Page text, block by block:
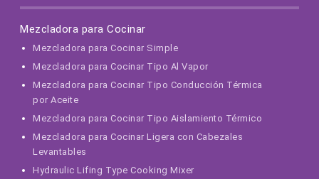
Mezcladora para Cocinar
Mezcladora para Cocinar Simple
Mezcladora para Cocinar Tipo Al Vapor
Mezcladora para Cocinar Tipo Conducción Térmica
por Aceite
Mezcladora para Cocinar Tipo Aislamiento Térmico
Mezcladora para Cocinar Ligera con Cabezales
Levantables
Hydraulic Lifing Type Cooking Mixer